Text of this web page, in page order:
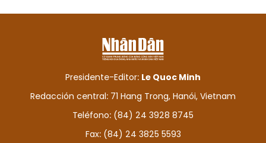
Presidente-Editor: Le Quoc Minh
Redacción central: 71 Hang Trong, Hanói, Vietnam
Teléfono: (84) 24 3928 8745
Fax: (84) 24 3825 5593